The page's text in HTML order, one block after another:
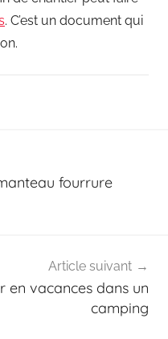
. C’est un document qui
fourrure
Article suivant
en vacances dans un
camping